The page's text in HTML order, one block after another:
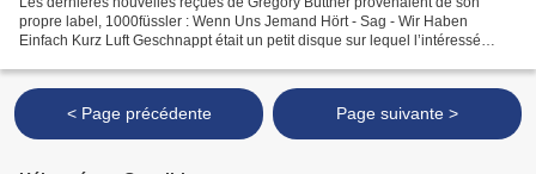
propre label, 1000füssler : Wenn Uns Jemand Hört - Sag - Wir Haben
Einfach Kurz Luft Geschnappt était un petit disque sur lequel l’intéressé
< Page précédente Page suivante >